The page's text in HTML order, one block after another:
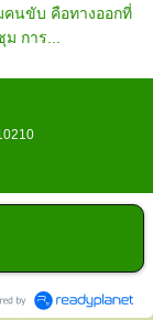
คนขับ คือทางออกที่
การ...